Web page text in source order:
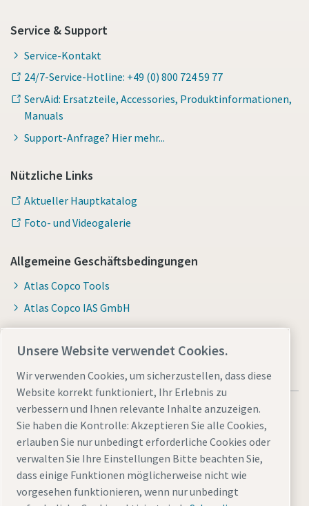
Service & Support
Service-Kontakt
24/7-Service-Hotline: +49 (0) 800 724 59 77
ServAid: Ersatzteile, Accessories, Produktinformationen,
Manuals
Support-Anfrage? Hier mehr...
Nützliche Links
Aktueller Hauptkatalog
Foto- und Videogalerie
Allgemeine Geschäftsbedingungen
Atlas Copco Tools
Atlas Copco IAS GmbH
Allgemeine rechtliche Hinweise atlascopco.com
Cookies verwaltenBarrierefreiheitDatenschutzerklärung
Unsere Website verwendet Cookies.
Wir verwenden Cookies, um sicherzustellen, dass diese
Website korrekt funktioniert, Ihr Erlebnis zu
verbessern und Ihnen relevante Inhalte anzuzeigen.
Sie haben die Kontrolle: Akzeptieren Sie alle Cookies,
erlauben Sie nur unbedingt erforderliche Cookies oder
verwalten Sie Ihre Einstellungen Bitte beachten Sie,
dass einige Funktionen möglicherweise nicht wie
vorgesehen funktionieren, wenn nur unbedingt